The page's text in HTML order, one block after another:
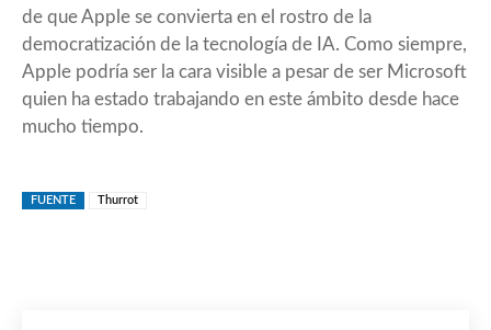
de que Apple se convierta en el rostro de la
democratización de la tecnología de IA. Como siempre,
Apple podría ser la cara visible a pesar de ser Microsoft
quien ha estado trabajando en este ámbito desde hace
mucho tiempo.
FUENTE Thurrot